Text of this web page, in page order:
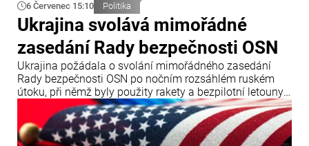
6 Červenec 15:10 Politika
Ukrajina svolává mimořádné
zasedání Rady bezpečnosti OSN
Ukrajina požádala o svolání mimořádného zasedání
Rady bezpečnosti OSN po nočním rozsáhlém ruském
útoku, při němž byly použity rakety a bezpilotní letouny.
Oznámil to ukrajinský ministr zahraničních věcí Andrij
Sybiha.